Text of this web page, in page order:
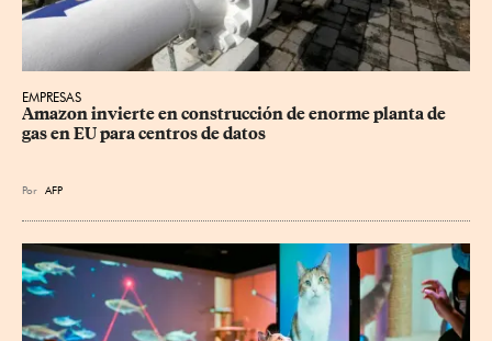
EMPRESAS
Amazon invierte en construcción de enorme planta de
gas en EU para centros de datos
Por AFP